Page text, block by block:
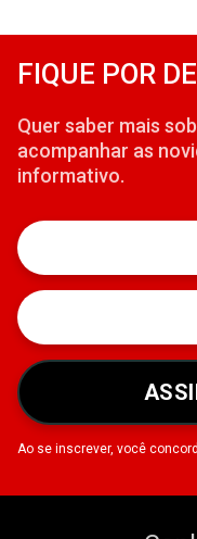
FIQUE POR
Quer saber mais
acompanhar as
informativo.
Ao se inscrever, você